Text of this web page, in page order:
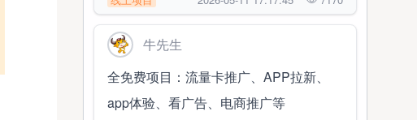
牛先生
全免费项目：流量卡推广、APP拉新、
app体验、看广告、电商推广等